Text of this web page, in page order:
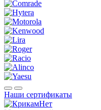
Наши сертификаты